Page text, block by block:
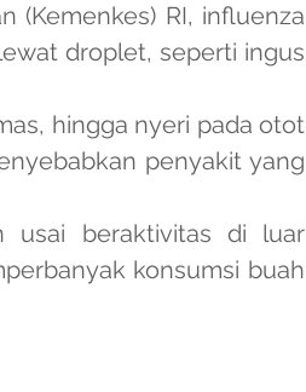
(Kemenkes) RI, influenza
droplet, seperti ingus
hingga nyeri pada otot
penyakit yang
usai beraktivitas di luar
konsumsi buah